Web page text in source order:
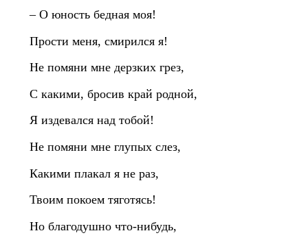
– О юность бедная моя!
Прости меня, смирился я!
Не помяни мне дерзких грез,
С какими, бросив край родной,
Я издевался над тобой!
Не помяни мне глупых слез,
Какими плакал я не раз,
Твоим покоем тяготясь!
Но благодушно что‑нибудь,